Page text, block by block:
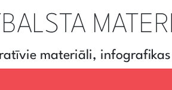
materiāli, infografikas